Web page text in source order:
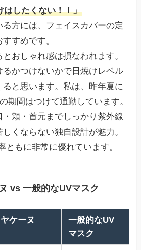
はしたくない！！」
方には、フェイスカバーの定
すめです。
おしゃれ感は損なわれます。
かつけないかで日焼けレベル
と思います。私は、昨年夏に
期間はつけて通勤しています。
頬・首元までしっかり紫外線
くならない独自設計が魅力。
ともに非常に優れています。
vs 一般的なUVマスク
ヤケーヌ
一般的なUV
マスク